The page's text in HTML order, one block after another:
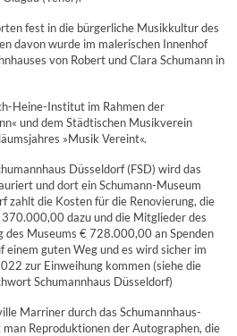
fest in die bürgerliche Musikkultur des
davon wurde im malerischen Innenhof
von Robert und Clara Schumann in
Heine-Institut im Rahmen der
und dem Städtischen Musikverein
»Musik Vereint«.
Düsseldorf (FSD) wird das
und dort ein Schumann-Museum
zahlt die Kosten für die Renovierung, die
dazu und die Mitglieder des
des Museums € 728.000,00 an Spenden
guten Weg und es wird sicher im
zur Einweihung kommen (siehe die
Schumannhaus Düsseldorf)
Marriner durch das Schumannhaus-
Reproduktionen der Autographen, die